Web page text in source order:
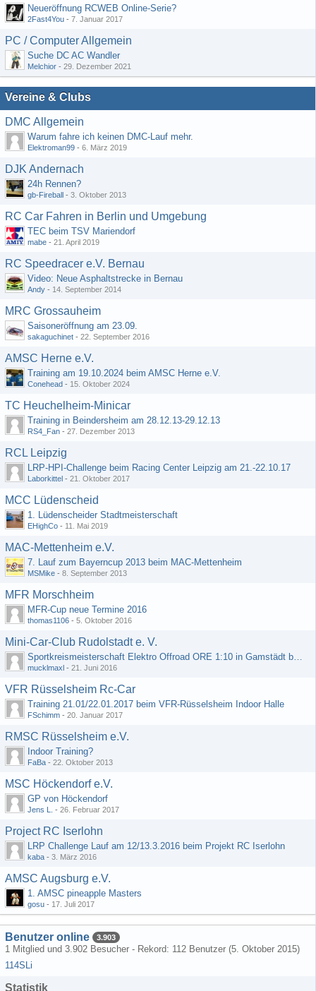
Neueröffnung RCWEB Online-Serie?
2Fast4You - 7. Januar 2017
PC / Computer Allgemein
Suche DC AC Wandler
Melchior - 29. Dezember 2021
Vereine & Clubs
DMC Allgemein
Warum fahre ich keinen DMC-Lauf mehr.
Elektroman99 - 6. März 2019
DJK Andernach
24h Rennen?
gb-Fireball - 3. Oktober 2013
RC Car Fahren in Berlin und Umgebung
TEC beim TSV Mariendorf
mabe - 21. April 2019
RC Speedracer e.V. Bernau
Video: Neue Asphaltstrecke in Bernau
Andy - 14. September 2014
MRC Grossauheim
Saisoneröffnung am 23.09.
sakaguchinet - 22. September 2016
AMSC Herne e.V.
Training am 19.10.2024 beim AMSC Herne e.V.
Conehead - 15. Oktober 2024
TC Heuchelheim-Minicar
Training in Beindersheim am 28.12.13-29.12.13
RS4_Fan - 27. Dezember 2013
RCL Leipzig
LRP-HPI-Challenge beim Racing Center Leipzig am 21.-22.10.17
Laborkittel - 21. Oktober 2017
MCC Lüdenscheid
1. Lüdenscheider Stadtmeisterschaft
EHighCo - 11. Mai 2019
MAC-Mettenheim e.V.
7. Lauf zum Bayerncup 2013 beim MAC-Mettenheim
MSMike - 8. September 2013
MFR Morschheim
MFR-Cup neue Termine 2016
thomas1106 - 5. Oktober 2016
Mini-Car-Club Rudolstadt e. V.
Sportkreismeisterschaft Elektro Offroad ORE 1:10 in Gamstädt bei Erfurt, Outdoor mit Indoor Ausweichmöglichkeit!!!
mucklmaxl - 21. Juni 2016
VFR Rüsselsheim Rc-Car
Training 21.01/22.01.2017 beim VFR-Rüsselsheim Indoor Halle
FSchimm - 20. Januar 2017
RMSC Rüsselsheim e.V.
Indoor Training?
FaBa - 22. Oktober 2013
MSC Höckendorf e.V.
GP von Höckendorf
Jens L. - 26. Februar 2017
Project RC Iserlohn
LRP Challenge Lauf am 12/13.3.2016 beim Projekt RC Iserlohn
kaba - 3. März 2016
AMSC Augsburg e.V.
1. AMSC pineapple Masters
gosu - 17. Juli 2017
Benutzer online 3.903
1 Mitglied und 3.902 Besucher - Rekord: 112 Benutzer (5. Oktober 2015)
114SLi
Statistik